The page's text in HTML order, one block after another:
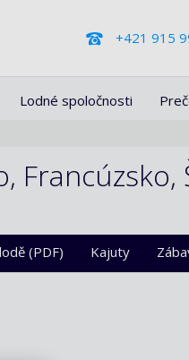
+421 915
Lodné spoločnosti
(PDF) Kajuty